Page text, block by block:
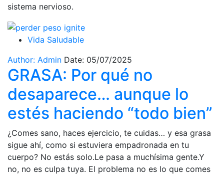
sistema nervioso.
Vida Saludable
Author: Admin Date: 05/07/2025
GRASA: Por qué no
desaparece… aunque lo
estés haciendo “todo bien”
¿Comes sano, haces ejercicio, te cuidas… y esa grasa
sigue ahí, como si estuviera empadronada en tu
cuerpo? No estás solo.Le pasa a muchísima gente.Y
no, no es culpa tuya. El problema no es lo que comes